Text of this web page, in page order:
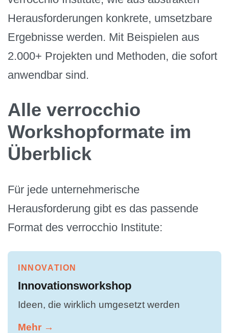
Herausforderungen konkrete, umsetzbare
Ergebnisse werden. Mit Beispielen aus
2.000+ Projekten und Methoden, die sofort
anwendbar sind.
Alle verrocchio
Workshopformate im
Überblick
Für jede unternehmerische
Herausforderung gibt es das passende
Format des verrocchio Institute:
INNOVATION
Innovationsworkshop
Ideen, die wirklich umgesetzt werden
Mehr →